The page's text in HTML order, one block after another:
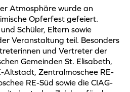
Atmosphäre wurde an
Opferfest gefeiert.
Schüler, Eltern sowie
Veranstaltung teil. Besonders
und Vertreter der
Gemeinden St. Elisabeth,
Altstadt, Zentralmoschee RE-
RE-Süd sowie die CIAG-